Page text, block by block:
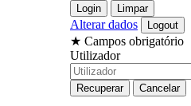
Alterar dados
★ Campos obrigatório
Utilizador